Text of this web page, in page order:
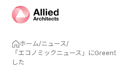
ホーム/ニュース/
「エコノミックニュース」に
した